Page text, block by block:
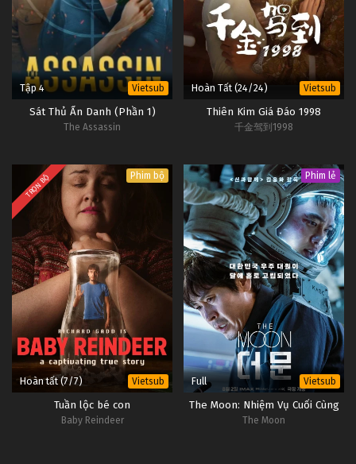
Tập 4 Vietsub
Sát Thủ Ẩn Danh (Phần 1)
The Assassin
Hoàn Tất (24/24) Vietsub
Thiên Kim Giá Đáo 1998
千金驾到1998
TRỌN BỘ Phim bộ
Hoàn tất (7/7) Vietsub
Tuần lộc bé con
Baby Reindeer
Phim lẻ
Full Vietsub
The Moon: Nhiệm Vụ Cuối Cùng
The Moon